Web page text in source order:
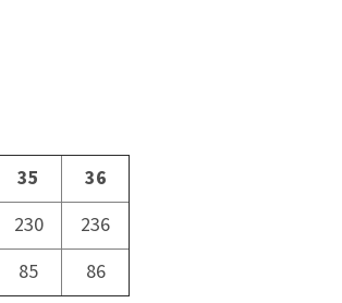
35
36
230
236
85 86